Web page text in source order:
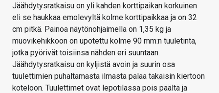
Jäähdytysratkaisu on yli kahden korttipaikan korkuinen
eli se haukkaa emolevyltä kolme korttipaikkaa ja on 32
cm pitkä. Painoa näytönohjaimella on 1,35 kg ja
muovikehikkoon on upotettu kolme 90 mm:n tuuletinta,
jotka pyörivät toisiinsa nähden eri suuntaan.
Jäähdytysratkaisu on kyljistä avoin ja suurin osa
tuulettimien puhaltamasta ilmasta palaa takaisin kiertoon
koteloon. Tuulettimet ovat lepotilassa pois päältä ja